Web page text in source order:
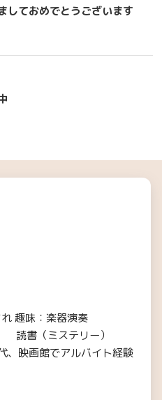
しておめでとうございます
趣味：楽器演奏
書（ミステリー）
画館でアルバイト経験